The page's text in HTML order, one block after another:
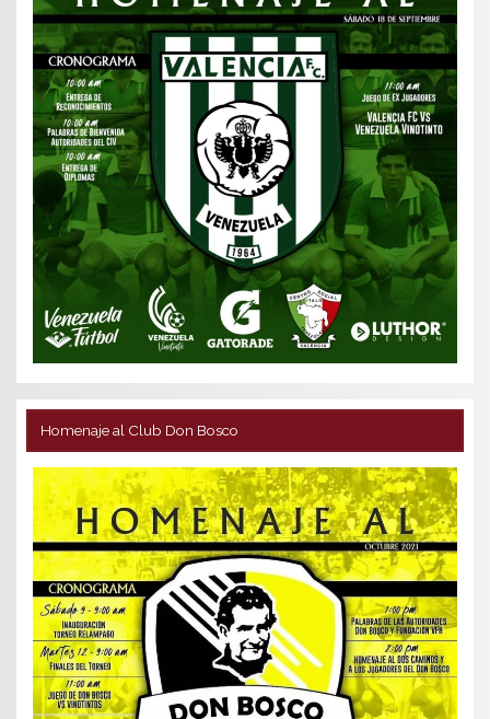
Homenaje al Club Don Bosco